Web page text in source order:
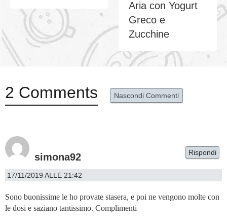
Aria con Yogurt
Greco e
Zucchine
2 Comments Nascondi Commenti
simona92
17/11/2019 ALLE 21:42
Sono buonissime le ho provate stasera, e poi ne vengono molte con
le dosi e saziano tantissimo. Complimenti
Rispondi